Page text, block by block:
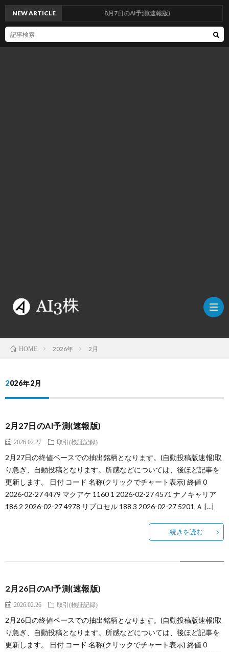
グ
法
つ
つ
て
NEW ARTICLE 8月7日のAI予測(速報版)
HOME 2026年 2月
2026年2月
2月27日のAI予測(速報版)
2026.02.27 取引(検証記録)
2月27日の終値ベースでの抽出銘柄となります。(自動投稿版速報)取
り急ぎ、自動投稿となります。所感などについては、後ほど記事を
更新します。 日付 コード 名称(クリックでチャート表示) 終値 0
2026-02-27 4479 マクアケ 1160 1 2026-02-27 4571 ナノキャリア
186 2 2026-02-27 4978 リプロセル 188 3 2026-02-27 5201 Ａ […]
続きを読む
2月26日のAI予測(速報版)
2026.02.26 取引(検証記録)
2月26日の終値ベースでの抽出銘柄となります。(自動投稿版速報)取
り急ぎ、自動投稿となります。所感などについては、後ほど記事を
更新します。 日付 コード 名称(クリックでチャート表示) 終値 0